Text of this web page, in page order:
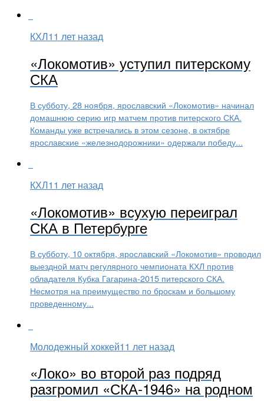
КХЛ11 лет назад
«Локомотив» уступил питерскому
СКА
В субботу, 28 ноября, ярославский «Локомотив» начинал
домашнюю серию игр матчем против питерского СКА.
Команды уже встречались в этом сезоне, в октябре
ярославские «железнодорожники» одержали победу...
КХЛ11 лет назад
«Локомотив» всухую переиграл
СКА в Петербурге
В субботу, 10 октября, ярославский «Локомотив» проводил
выездной матч регулярного чемпионата КХЛ против
обладателя Кубка Гагарина-2015 питерского СКА.
Несмотря на преимущество по броскам и большому
проведенному...
Молодежный хоккей11 лет назад
«Локо» во второй раз подряд
разгромил «СКА-1946» на родном